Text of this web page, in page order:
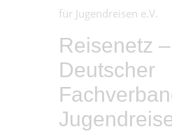
Start
Bündnis
Schwerpunkte
Beiträge
Hygieneleitfaden
Reisenetz –
Deutscher